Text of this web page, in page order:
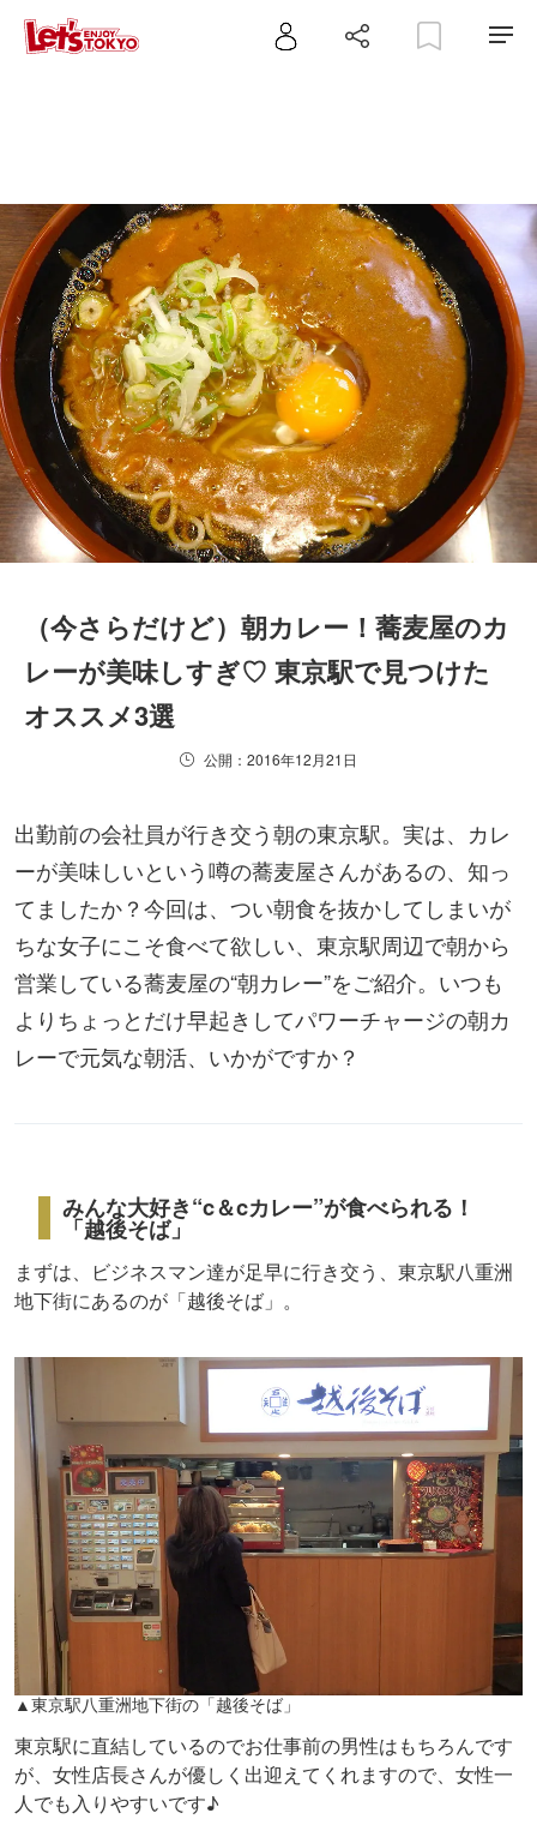
（今さらだけど）朝カレー！蕎麦屋のカ
レーが美味しすぎ♡ 東京駅で見つけた
オススメ3選
公開：2016年12月21日
出勤前の会社員が行き交う朝の東京駅。実は、カレ
ーが美味しいという噂の蕎麦屋さんがあるの、知っ
てましたか？今回は、つい朝食を抜かしてしまいが
ちな女子にこそ食べて欲しい、東京駅周辺で朝から
営業している蕎麦屋の“朝カレー”をご紹介。いつも
よりちょっとだけ早起きしてパワーチャージの朝カ
レーで元気な朝活、いかがですか？
みんな大好き“c＆cカレー”が食べられる！
「越後そば」
まずは、ビジネスマン達が足早に行き交う、東京駅八重洲
地下街にあるのが「越後そば」。
▲東京駅八重洲地下街の「越後そば」
東京駅に直結しているのでお仕事前の男性はもちろんです
が、女性店長さんが優しく出迎えてくれますので、女性一
人でも入りやすいです♪